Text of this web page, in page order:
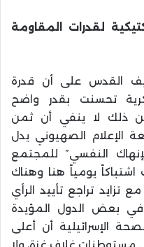
لقدرات المقاومة
القدس على أن قدرة
تحسنت بقدر واضح
ذلك لا ينفي أن ثمن
الإعلام الصهيوني يدل
النفسي” للمجتمع
اشتباكاً يومياً هنا وهناك
خصوصاً مع تزايد تراجع تأييد الرأي
في بعض الدول المؤيدة
الإسرائيلية أن أعلى